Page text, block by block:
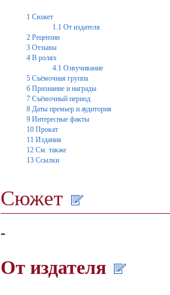
1 Сюжет
1.1 От издателя
2 Рецензии
3 Отзывы
4 В ролях
4.1 Озвучивание
5 Съёмочная группа
6 Признание и награды
7 Съёмочный период
8 Даты премьер и аудитория
9 Интересные факты
10 Прокат
11 Издания
12 См. также
13 Ссылки
Сюжет
-
От издателя